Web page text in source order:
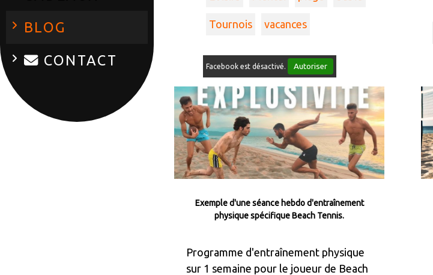
BLOG
CONTACT
Tournois vacances
Facebook est désactivé. Autoriser
Exemple d'une séance hebdo d'entraînement
physique spécifique Beach Tennis.
Programme d'entraînement physique
sur 1 semaine pour le joueur de Beach